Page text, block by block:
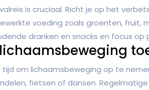
is cruciaal. Richt je op het
voeding zoals groenten, fruit,
dranken en snacks en focus
om lichaamsbeweging op te
fietsen of dansen.